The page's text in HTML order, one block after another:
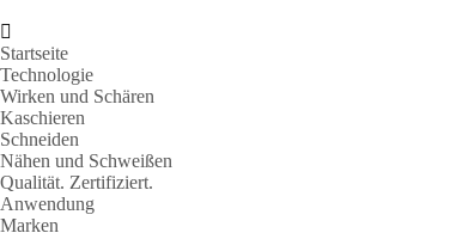
Startseite
Technologie
Wirken und Schären
Kaschieren
Schneiden
Nähen und Schweißen
Qualität. Zertifiziert.
Anwendung
Marken